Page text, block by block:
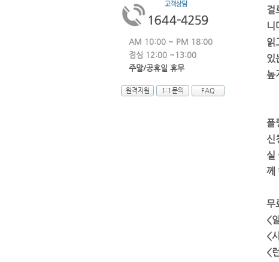
AM 10:00 ~ PM 18:00
점심 12:00 ~13:00
주말/공휴일 휴무
원격지원 1:1문의 FAQ
걸
니
읽
있
높
플
신
실
께
무
<
<
<